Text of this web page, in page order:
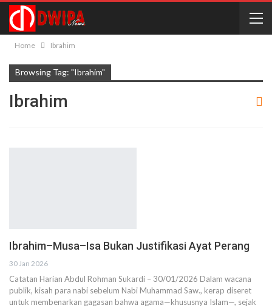
Home Ibrahim
Browsing Tag: "Ibrahim"
Ibrahim
Ibrahim–Musa–Isa Bukan Justifikasi Ayat Perang
30 Jan 2026
Catatan Harian Abdul Rohman Sukardi – 30/01/2026 Dalam wacana
publik, kisah para nabi sebelum Nabi Muhammad Saw., kerap diseret
untuk membenarkan gagasan bahwa agama—khususnya Islam—, sejak